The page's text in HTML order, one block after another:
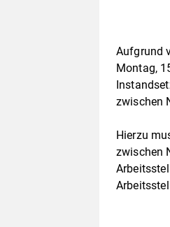
Aufgrund
Montag,
zwischen
Hierzu
zwischen